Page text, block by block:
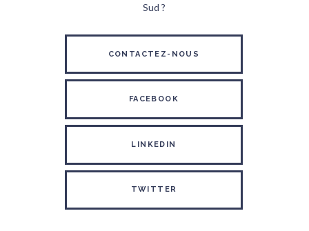
Sud ?
CONTACTEZ-NOUS
FACEBOOK
LINKEDIN
TWITTER